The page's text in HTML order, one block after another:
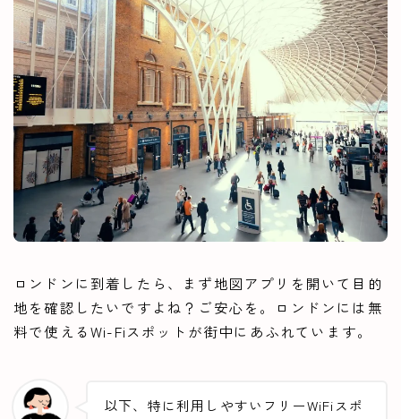
ロンドンに到着したら、まず地図アプリを開いて目的
地を確認したいですよね？ご安心を。ロンドンには無
料で使えるWi-Fiスポットが街中にあふれています。
以下、特に利用しやすいフリーWiFiスポ